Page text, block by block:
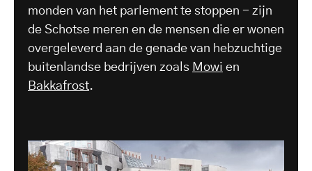
monden van het parlement te stoppen - zijn
de Schotse meren en de mensen die er wonen
overgeleverd aan de genade van hebzuchtige
buitenlandse bedrijven zoals Mowi en
Bakkafrost.